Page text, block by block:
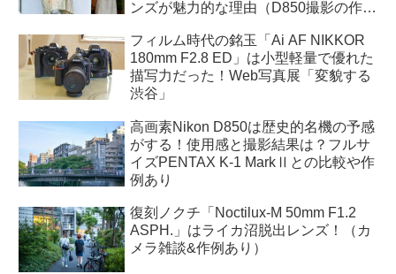
ンズが魅力的な理由（D850撮影の作例
フィルム時代の銘玉「Ai AF NIKKOR
180mm F2.8 ED」は小型軽量で優れた
描写力だった！Web写真展「変貌する
渋谷」
高画素Nikon D850は歴史的名機の予感
がする！使用感と撮影結果は？フルサ
イズPENTAX K-1 MarkⅡとの比較や作
例あり
復刻ノクチ「Noctilux-M 50mm F1.2
ASPH.」はライカ沼脱出レンズ！（カ
メラ雑談&作例あり）